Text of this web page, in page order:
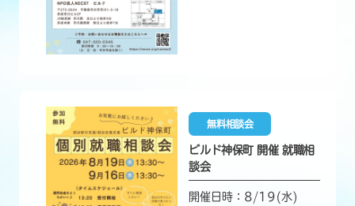
無料相談会
ビルド神保町 開催 就職相
談会
開催日時：8/19(水)